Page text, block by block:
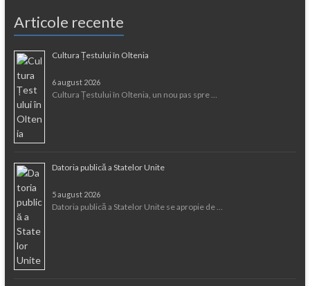
Articole recente
Cultura Țestului în Oltenia
6 august 2026
Cultura Țestului în Oltenia, un nou pas spre …
Datoria publică a Statelor Unite
5 august 2026
Datoria publică a Statelor Unite se apropie de …